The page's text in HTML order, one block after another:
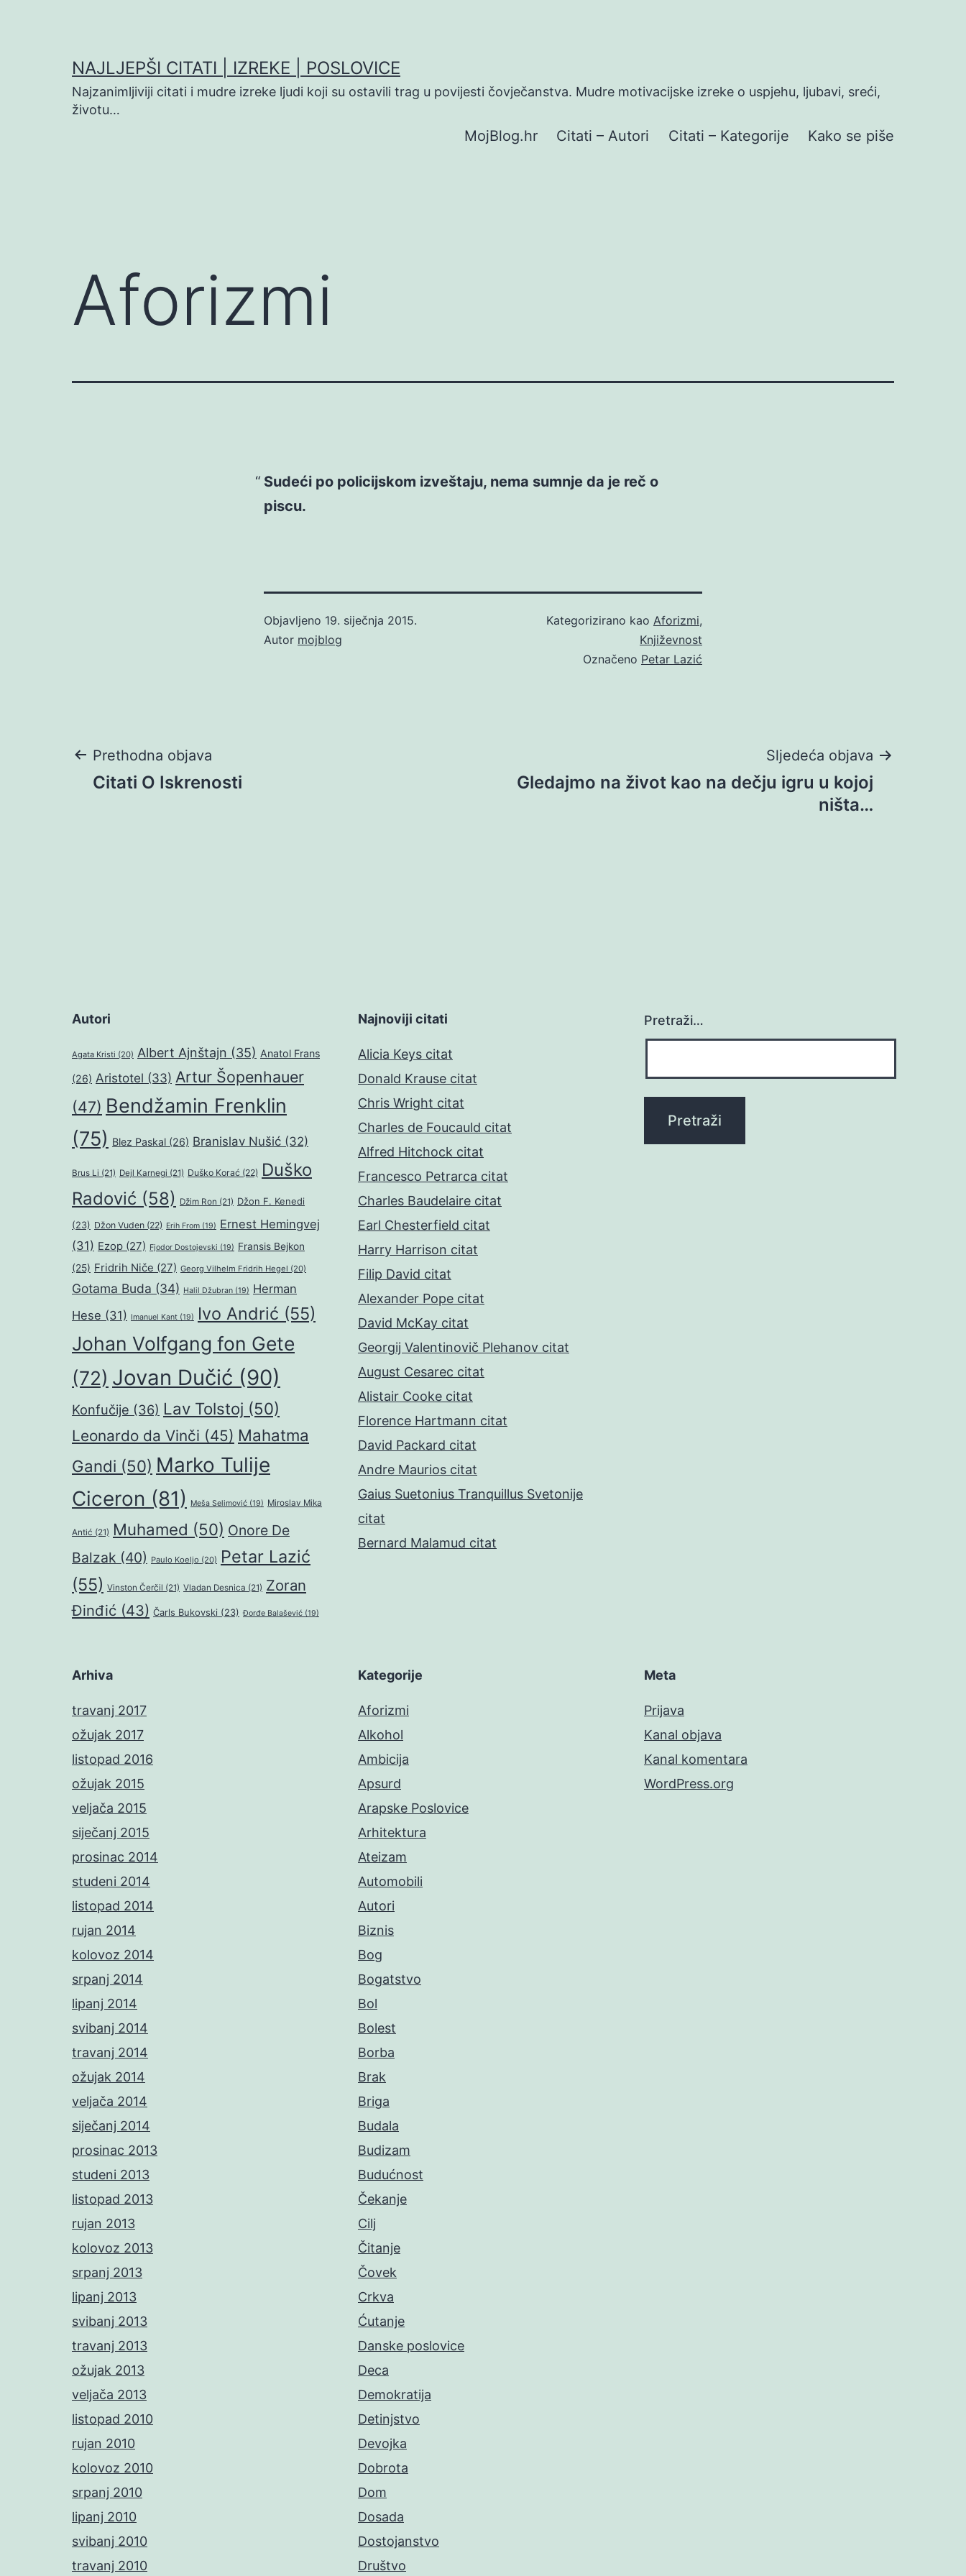
NAJLJEPŠI CITATI | IZREKE | POSLOVICE
Najzanimljiviji citati i mudre izreke ljudi koji su ostavili trag u povijesti čovječanstva. Mudre motivacijske izreke o uspjehu, ljubavi, sreći,
životu…
MojBlog.hr Citati – Autori Citati – Kategorije Kako se piše
Aforizmi
Sudeći po policijskom izveštaju, nema sumnje da je reč o
piscu.
Objavljeno 19. siječnja 2015.
Autor mojblog
Kategorizirano kao Aforizmi,
Književnost
Označeno Petar Lazić
Navigacija
Prethodna objava
Citati O Iskrenosti
Sljedeća objava
Gledajmo na život kao na dečju igru u kojoj
ništa…
Autori
Agata Kristi (20) Albert Ajnštajn (35) Anatol Frans
(26) Aristotel (33) Artur Šopenhauer
(47) Bendžamin Frenklin
(75) Blez Paskal (26) Branislav Nušić (32)
Brus Li (21) Dejl Karnegi (21) Duško Korać (22) Duško
Radović (58) Džim Ron (21) Džon F. Kenedi
(23) Džon Vuden (22) Erih From (19) Ernest Hemingvej
(31) Ezop (27) Fjodor Dostojevski (19) Fransis Bejkon
(25) Fridrih Niče (27) Georg Vilhelm Fridrih Hegel (20)
Gotama Buda (34) Halil Džubran (19) Herman
Hese (31) Imanuel Kant (19) Ivo Andrić (55)
Johan Volfgang fon Gete
(72) Jovan Dučić (90)
Konfučije (36) Lav Tolstoj (50)
Leonardo da Vinči (45) Mahatma
Gandi (50) Marko Tulije
Ciceron (81) Meša Selimović (19) Miroslav Mika
Antić (21) Muhamed (50) Onore De
Balzak (40) Paulo Koeljo (20) Petar Lazić
(55) Vinston Čerčil (21) Vladan Desnica (21) Zoran
Đinđić (43) Čarls Bukovski (23) Đorđe Balašević (19)
Najnoviji citati
Alicia Keys citat
Donald Krause citat
Chris Wright citat
Charles de Foucauld citat
Alfred Hitchock citat
Francesco Petrarca citat
Charles Baudelaire citat
Earl Chesterfield citat
Harry Harrison citat
Filip David citat
Alexander Pope citat
David McKay citat
Georgij Valentinovič Plehanov citat
August Cesarec citat
Alistair Cooke citat
Florence Hartmann citat
David Packard citat
Andre Maurios citat
Gaius Suetonius Tranquillus Svetonije
citat
Bernard Malamud citat
Pretraži…
Arhiva
travanj 2017
ožujak 2017
listopad 2016
ožujak 2015
veljača 2015
siječanj 2015
prosinac 2014
studeni 2014
listopad 2014
rujan 2014
kolovoz 2014
srpanj 2014
lipanj 2014
svibanj 2014
travanj 2014
ožujak 2014
veljača 2014
siječanj 2014
prosinac 2013
studeni 2013
listopad 2013
rujan 2013
kolovoz 2013
srpanj 2013
lipanj 2013
svibanj 2013
travanj 2013
ožujak 2013
veljača 2013
listopad 2010
rujan 2010
kolovoz 2010
srpanj 2010
lipanj 2010
svibanj 2010
travanj 2010
Kategorije
Aforizmi
Alkohol
Ambicija
Apsurd
Arapske Poslovice
Arhitektura
Ateizam
Automobili
Autori
Biznis
Bog
Bogatstvo
Bol
Bolest
Borba
Brak
Briga
Budala
Budizam
Budućnost
Čekanje
Cilj
Čitanje
Čovek
Crkva
Ćutanje
Danske poslovice
Deca
Demokratija
Detinjstvo
Devojka
Dobrota
Dom
Dosada
Dostojanstvo
Društvo
Meta
Prijava
Kanal objava
Kanal komentara
WordPress.org